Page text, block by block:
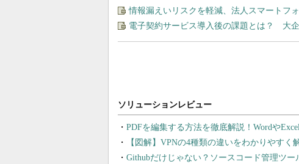
情報漏えいリスクを軽減、法人スマートフ
電子契約サービス導入後の課題とは？ 大
PDFを編集する方法を徹底解説！Wordや
【図解】VPNの4種類の違いをわかりやす
Githubだけじゃない？ソースコード管理ツー